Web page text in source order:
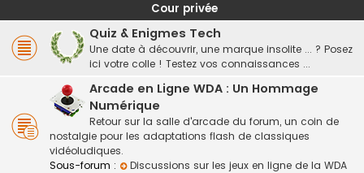
Cour privée
Quiz & Enigmes Tech
Une date à découvrir, une marque insolite ... ? Posez
ici votre colle ! Testez vos connaissances ...
Arcade en Ligne WDA : Un Hommage
Numérique
Retour sur la salle d'arcade du forum, un coin de
nostalgie pour les adaptations flash de classiques
vidéoludiques.
Sous-forum :
Discussions sur les jeux en ligne de la WDA